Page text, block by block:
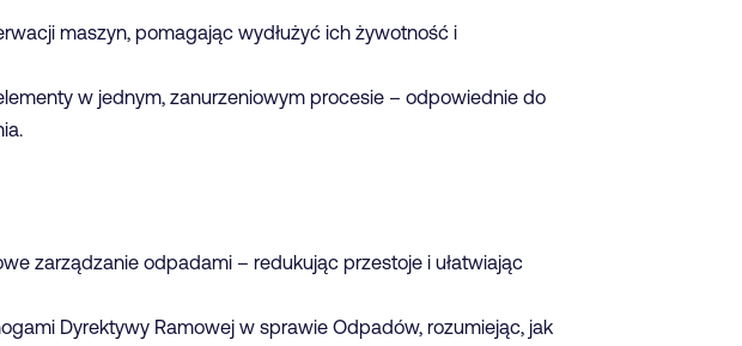
maszyn, pomagając wydłużyć ich żywotność i
w jednym, zanurzeniowym procesie – odpowiednie do
zarządzanie odpadami – redukując przestoje i ułatwiając
Dyrektywy Ramowej w sprawie Odpadów, rozumiejąc, jak